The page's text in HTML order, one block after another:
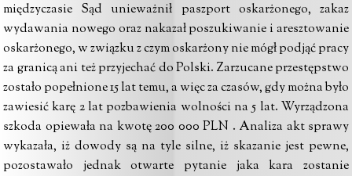
międzyczasie Sąd unieważnił paszport oskarżonego, zakaz
wydawania nowego oraz nakazał poszukiwanie i aresztowanie
oskarżonego, w związku z czym oskarżony nie mógł podjąć pracy
za granicą ani też przyjechać do Polski. Zarzucane przestępstwo
zostało popełnione 15 lat temu, a więc za czasów, gdy można było
zawiesić karę 2 lat pozbawienia wolności na 5 lat. Wyrządzona
szkoda opiewała na kwotę 200 000 PLN . Analiza akt sprawy
wykazała, iż dowody są na tyle silne, iż skazanie jest pewne,
pozostawało jednak otwarte pytanie jaka kara zostanie